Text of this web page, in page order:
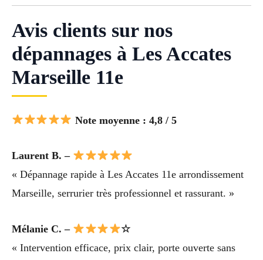
Avis clients sur nos
dépannages à Les Accates
Marseille 11e
Note moyenne : 4,8 / 5
Laurent B. –
« Dépannage rapide à Les Accates 11e arrondissement
Marseille, serrurier très professionnel et rassurant. »
Mélanie C. –
☆
« Intervention efficace, prix clair, porte ouverte sans